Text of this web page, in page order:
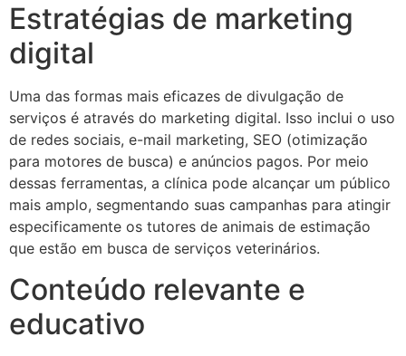
Estratégias de marketing
digital
Uma das formas mais eficazes de divulgação de
serviços é através do marketing digital. Isso inclui o uso
de redes sociais, e-mail marketing, SEO (otimização
para motores de busca) e anúncios pagos. Por meio
dessas ferramentas, a clínica pode alcançar um público
mais amplo, segmentando suas campanhas para atingir
especificamente os tutores de animais de estimação
que estão em busca de serviços veterinários.
Conteúdo relevante e
educativo